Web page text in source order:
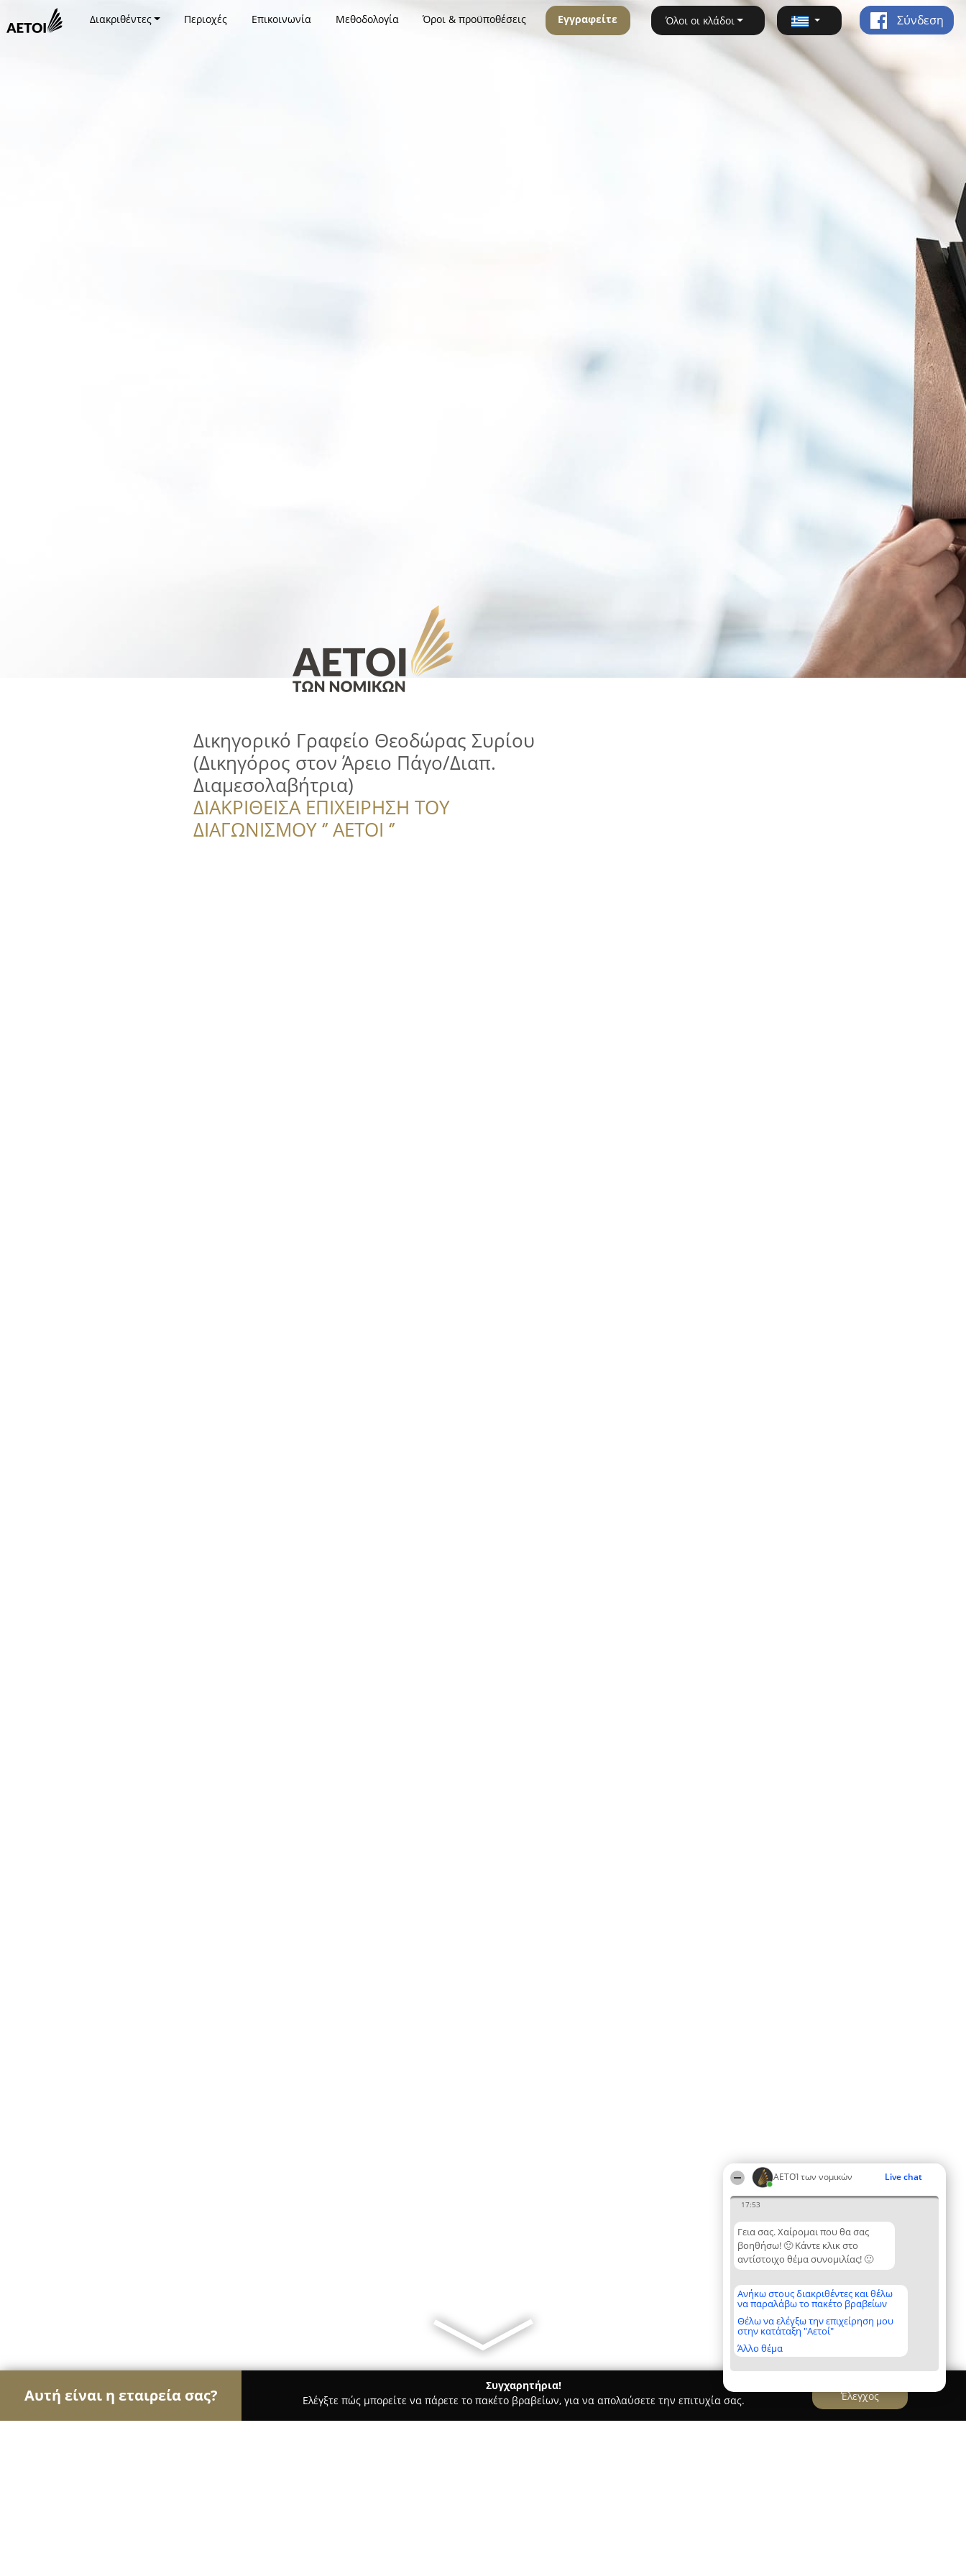
ΑΕΤΟΊ των νομικών Live chat
17:53
Γεια σας. Χαίρομαι που θα σας
βοηθήσω! 🙂 Κάντε κλικ στο
αντίστοιχο θέμα συνομιλίας! 🙂
Ανήκω στους διακριθέντες και θέλω
να παραλάβω το πακέτο βραβείων
Θέλω να ελέγξω την επιχείρηση μου
στην κατάταξη "Αετοί"
Άλλο θέμα
Διακριθέντες Περιοχές Επικοινωνία Μεθοδολογία Όροι & προϋποθέσεις Εγγραφείτε Όλοι οι κλάδοι Σύνδεση
Δικηγορικό Γραφείο Θεοδώρας Συρίου
(Δικηγόρος στον Άρειο Πάγο/Διαπ.
Διαμεσολαβήτρια)
ΔΙΑΚΡΙΘΕΙΣΑ ΕΠΙΧΕΙΡΗΣΗ ΤΟΥ
ΔΙΑΓΩΝΙΣΜΟΥ ‘’ ΑΕΤΟΙ ‘’
Αυτή είναι η εταιρεία σας?
Συγχαρητήρια!
Ελέγξτε πώς μπορείτε να πάρετε το πακέτο βραβείων, για να απολαύσετε την επιτυχία σας.
Έλεγχος